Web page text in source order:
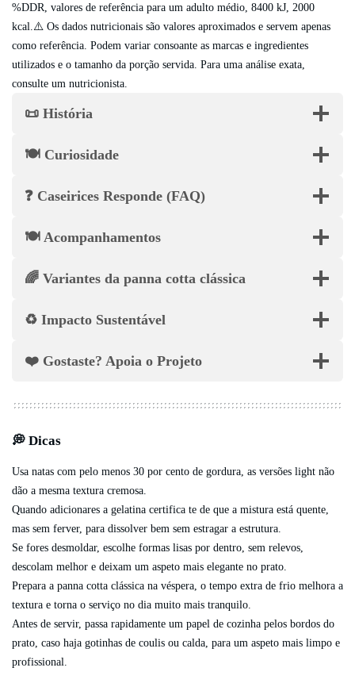
%DDR, valores de referência para um adulto médio, 8400 kJ, 2000
kcal.⚠️ Os dados nutricionais são valores aproximados e servem apenas
como referência. Podem variar consoante as marcas e ingredientes
utilizados e o tamanho da porção servida. Para uma análise exata,
consulte um nutricionista.
📜 História
🍽️ Curiosidade
❓ Caseirices Responde (FAQ)
🍽️ Acompanhamentos
🌈 Variantes da panna cotta clássica
♻️ Impacto Sustentável
❤️ Gostaste? Apoia o Projeto
💭 Dicas
Usa natas com pelo menos 30 por cento de gordura, as versões light não
dão a mesma textura cremosa.
Quando adicionares a gelatina certifica te de que a mistura está quente,
mas sem ferver, para dissolver bem sem estragar a estrutura.
Se fores desmoldar, escolhe formas lisas por dentro, sem relevos,
descolam melhor e deixam um aspeto mais elegante no prato.
Prepara a panna cotta clássica na véspera, o tempo extra de frio melhora a
textura e torna o serviço no dia muito mais tranquilo.
Antes de servir, passa rapidamente um papel de cozinha pelos bordos do
prato, caso haja gotinhas de coulis ou calda, para um aspeto mais limpo e
profissional.